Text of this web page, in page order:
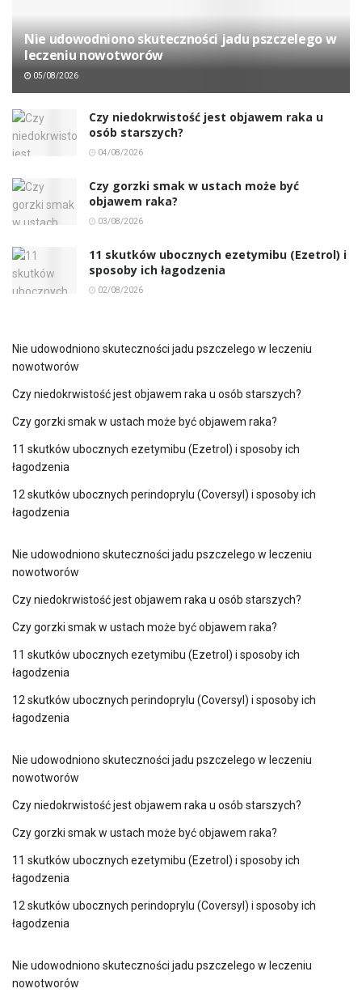
Nie udowodniono skuteczności jadu pszczelego w
leczeniu nowotworów
05/08/2026
Czy niedokrwistość jest objawem raka u
osób starszych?
04/08/2026
Czy gorzki smak w ustach może być
objawem raka?
03/08/2026
11 skutków ubocznych ezetymibu (Ezetrol) i
sposoby ich łagodzenia
02/08/2026
Nie udowodniono skuteczności jadu pszczelego w leczeniu
nowotworów
Czy niedokrwistość jest objawem raka u osób starszych?
Czy gorzki smak w ustach może być objawem raka?
11 skutków ubocznych ezetymibu (Ezetrol) i sposoby ich
łagodzenia
12 skutków ubocznych perindoprylu (Coversyl) i sposoby ich
łagodzenia
Nie udowodniono skuteczności jadu pszczelego w leczeniu
nowotworów
Czy niedokrwistość jest objawem raka u osób starszych?
Czy gorzki smak w ustach może być objawem raka?
11 skutków ubocznych ezetymibu (Ezetrol) i sposoby ich
łagodzenia
12 skutków ubocznych perindoprylu (Coversyl) i sposoby ich
łagodzenia
Nie udowodniono skuteczności jadu pszczelego w leczeniu
nowotworów
Czy niedokrwistość jest objawem raka u osób starszych?
Czy gorzki smak w ustach może być objawem raka?
11 skutków ubocznych ezetymibu (Ezetrol) i sposoby ich
łagodzenia
12 skutków ubocznych perindoprylu (Coversyl) i sposoby ich
łagodzenia
Nie udowodniono skuteczności jadu pszczelego w leczeniu
nowotworów